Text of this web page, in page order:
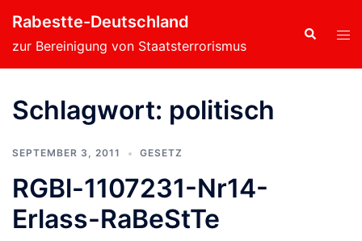
Inhalt
springen
Rabestte-Deutschland
zur Bereinigung von Staatsterrorismus
Suche
Schlagwort: politisch
SEPTEMBER 3, 2011 GESETZ
RGBl-1107231-Nr14-
Erlass-RaBeStTe